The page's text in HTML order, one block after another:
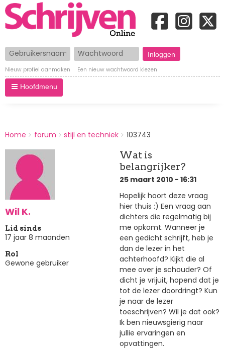
Gebruikersnaam Wachtwoord
Nieuw profiel aanmaken Een nieuw wachtwoord kiezen
Hoofdmenu
BREADCRUMBS
You
here:
Home forum stijl en techniek 103743
Wil K.
Lid sinds
17 jaar 8 maanden
Rol
Gewone gebruiker
Wat is
belangrijker?
25 maart 2010 - 16:31
Hopelijk hoort deze vraag
hier thuis :) Een vraag aan
dichters die regelmatig bij
me opkomt. Wanneer je
een gedicht schrijft, heb je
dan de lezer in het
achterhoofd? Kijkt die al
mee over je schouder? Of
dicht je vrijuit, hopend dat je
tot de lezer doordringt? Kun
je naar de lezer
toeschrijven? Wil je dat ook?
Ik ben nieuwsgierig naar
jullie ervaringen en
opvattingen.